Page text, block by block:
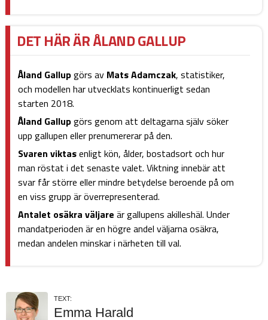
DET HÄR ÄR ÅLAND GALLUP
Åland Gallupgörs av Mats Adamczak, statistiker,
och modellen har utvecklats kontinuerligt sedan
starten 2018.
Åland Gallupgörs genom att deltagarna själv söker
upp gallupen eller prenumererar på den.
Svaren viktasenligt kön, ålder, bostadsort och hur
man röstat i det senaste valet. Viktning innebär att
svar får större eller mindre betydelse beroende på om
en viss grupp är överrepresenterad.
Antalet osäkra väljare är gallupens akilleshäl. Under
mandatperioden är en högre andel väljarna osäkra,
medan andelen minskar i närheten till val.
TEXT:
Emma Harald